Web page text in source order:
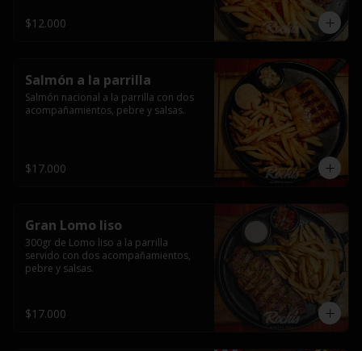
$12.000
Salmón a la parrilla
Salmón nacional a la parrilla con dos
acompañamientos, pebre y salsas.
$17.000
Gran Lomo liso
300gr de Lomo liso a la parrilla
servido con dos acompañamientos,
pebre y salsas.
$17.000